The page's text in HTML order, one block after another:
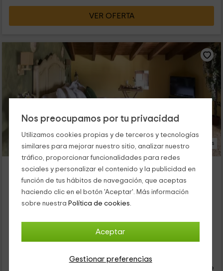
Nos preocupamos por tu privacidad
Utilizamos cookies propias y de terceros y tecnologías
similares para mejorar nuestro sitio, analizar nuestro
tráfico, proporcionar funcionalidades para redes
sociales y personalizar el contenido y la publicidad en
función de tus hábitos de navegación, que aceptas
haciendo clic en el botón 'Aceptar'. Más información
sobre nuestra Política de cookies.
Aceptar
Gestionar preferencias
VER OFERTA
19 Fotos
Las Tres Herraduras
Alojamiento ubicado a 7.0km de Mendigorria
Artazu, Navarra
0 opiniones
Contacto directo
persona y noche